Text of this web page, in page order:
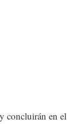
concluirán en el